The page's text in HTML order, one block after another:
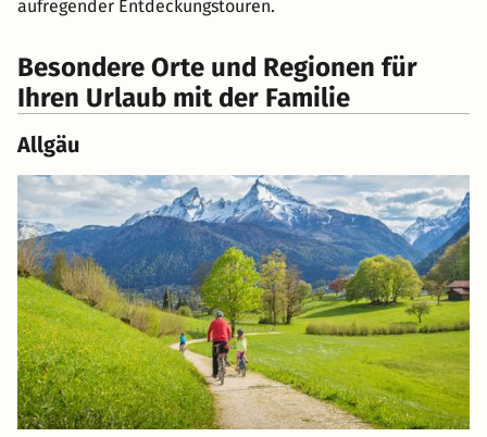
aufregender Entdeckungstouren.
Besondere Orte und Regionen für
Ihren Urlaub mit der Familie
Allgäu